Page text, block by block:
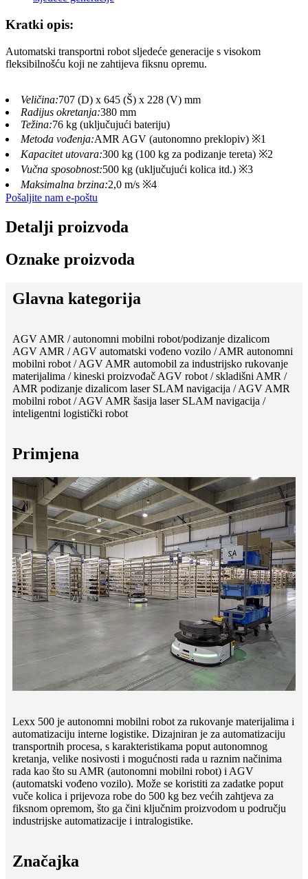
Kratki opis:
Automatski transportni robot sljedeće generacije s visokom
fleksibilnošću koji ne zahtijeva fiksnu opremu.
Veličina:707 (D) x 645 (Š) x 228 (V) mm
Radijus okretanja:380 mm
Težina:76 kg (uključujući bateriju)
Metoda vođenja:AMR AGV (autonomno preklopiv) ※1
Kapacitet utovara:300 kg (100 kg za podizanje tereta) ※2
Vučna sposobnost:500 kg (uključujući kolica itd.) ※3
Maksimalna brzina:2,0 m/s ※4
Pošaljite nam e-poštu
Detalji proizvoda
Oznake proizvoda
Glavna kategorija
AGV AMR / autonomni mobilni robot/podizanje dizalicom
AGV AMR / AGV automatski vođeno vozilo / AMR autonomni
mobilni robot / AGV AMR automobil za industrijsko rukovanje
materijalima / kineski proizvođač AGV robot / skladišni AMR /
AMR podizanje dizalicom laser SLAM navigacija / AGV AMR
mobilni robot / AGV AMR šasija laser SLAM navigacija /
inteligentni logistički robot
Primjena
Lexx 500 je autonomni mobilni robot za rukovanje materijalima i
automatizaciju interne logistike. Dizajniran je za automatizaciju
transportnih procesa, s karakteristikama poput autonomnog
kretanja, velike nosivosti i mogućnosti rada u raznim načinima
rada kao što su AMR (autonomni mobilni robot) i AGV
(automatski vođeno vozilo). Može se koristiti za zadatke poput
vuče kolica i prijevoza robe do 500 kg bez većih zahtjeva za
fiksnom opremom, što ga čini ključnim proizvodom u području
industrijske automatizacije i intralogistike.
Značajka